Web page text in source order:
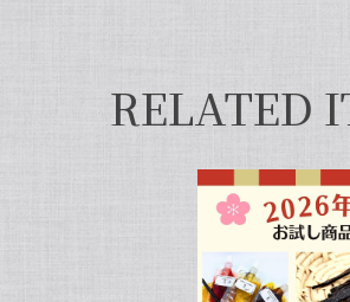
【本数多い
2025/01/05
発送が早くて助かりまし
RELATED